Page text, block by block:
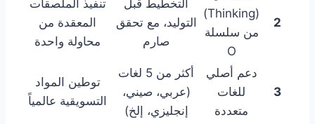
2
(Thinking)
من سلسلة
O
التخطيط قبل
التوليد، مع تحقق
صارم
تنفيذ الملصقات
المعقدة من
محاولة واحدة
3
دعم أصلي
للغات
متعددة
أكثر من 5 لغات
(عربي، صيني،
إنجليزي، إلخ)
توطين المواد
التسويقية عالمياً